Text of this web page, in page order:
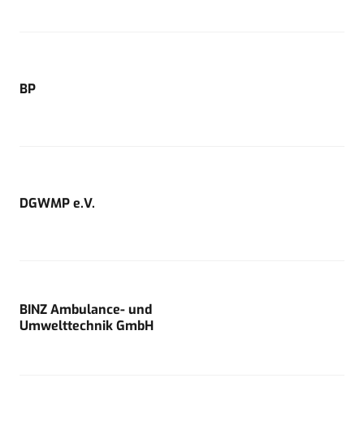
BP
DGWMP e.V.
BINZ Ambulance- und
Umwelttechnik GmbH